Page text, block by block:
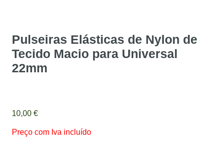
Pulseiras Elásticas de Nylon de
Tecido Macio para Universal
22mm
10,00 €
Preço com Iva incluído